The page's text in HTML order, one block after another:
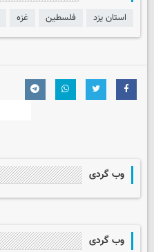
استان یزد فلسطین غزه
وب گردی
وب گردی